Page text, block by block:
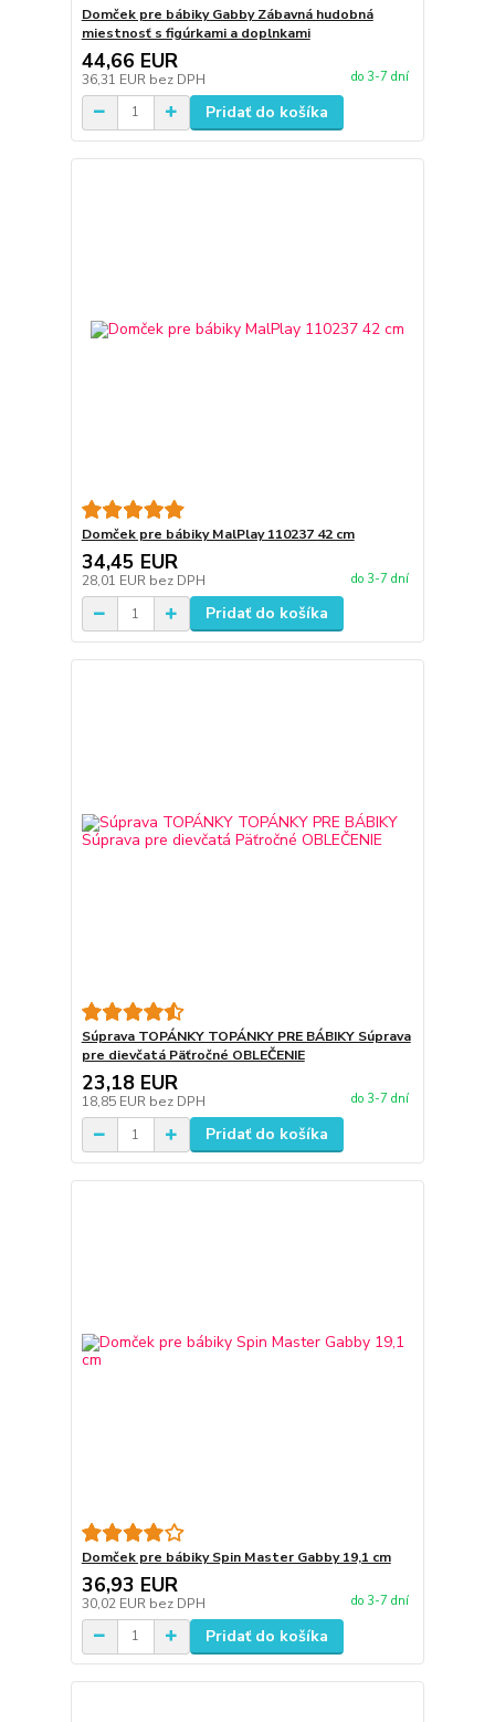
Domček pre bábiky Gabby Zábavná hudobná
miestnosť s figúrkami a doplnkami
44,66 EUR
36,31 EUR bez DPH do 3-7 dní
Pridať do košíka
Domček pre bábiky MalPlay 110237 42 cm
34,45 EUR
28,01 EUR bez DPH do 3-7 dní
Pridať do košíka
Súprava TOPÁNKY TOPÁNKY PRE BÁBIKY Súprava
pre dievčatá Päťročné OBLEČENIE
23,18 EUR
18,85 EUR bez DPH do 3-7 dní
Pridať do košíka
Domček pre bábiky Spin Master Gabby 19,1 cm
36,93 EUR
30,02 EUR bez DPH do 3-7 dní
Pridať do košíka